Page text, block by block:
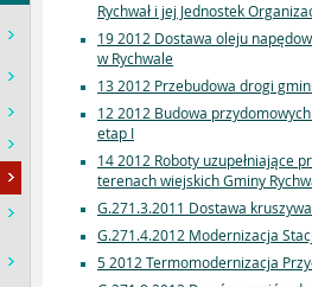
Rychwał i jej Jednostek
19 2012 Dostawa oleju
w Rychwale
13 2012 Przebudowa drogi
12 2012 Budowa
etap I
14 2012 Roboty uzupełniające
terenach wiejskich Gminy
G.271.3.2011 Dostawa
G.271.4.2012 Modernizacja
5 2012 Termomodernizacja